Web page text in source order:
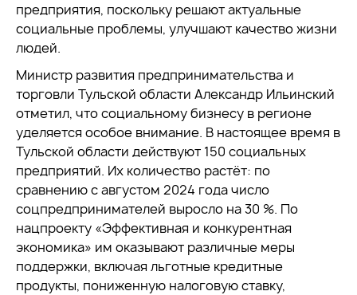
предприятия, поскольку решают актуальные
социальные проблемы, улучшают качество жизни
людей.
Министр развития предпринимательства и
торговли Тульской области Александр Ильинский
отметил, что социальному бизнесу в регионе
уделяется особое внимание. В настоящее время в
Тульской области действуют 150 социальных
предприятий. Их количество растёт: по
сравнению с августом 2024 года число
соцпредпринимателей выросло на 30 %. По
нацпроекту «Эффективная и конкурентная
экономика» им оказывают различные меры
поддержки, включая льготные кредитные
продукты, пониженную налоговую ставку,